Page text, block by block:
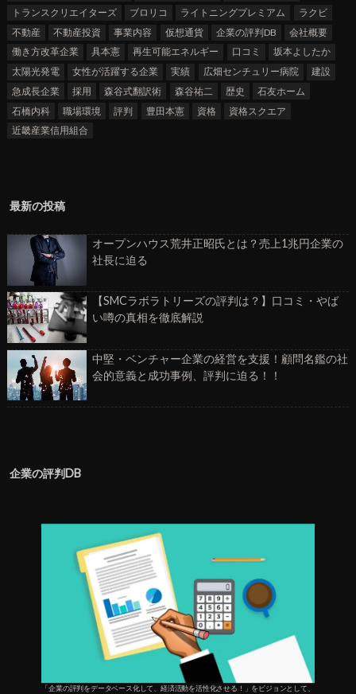
トランスクリエイターズ
ブロリコ ライトニングプレミアム
ラクビ
不動産
不動産投資 事業内容 仮想通貨 企業の評判DB
会社概要
働き方改革企業
具本憲 再生可能エネルギー 口コミ
坂本よしたか
太陽光発電
女性が活躍する企業 実績 広畑センチュリー病院
建設
急成長企業
採用 森谷式翻訳術 森谷祐二 歴史
石友ホーム
石橋内科
職場環境 評判 豊田本憲 資格
資格スクエア
近畿産業信用組合
最新の投稿
オープンハウス荒井正昭氏とは？売上1兆円企業の
社長に迫る
【SMCラボラトリーズの評判は？】口コミ・やば
い噂の真相を徹底解説
中堅・ベンチャー企業の経営を支援！顧問名鑑の社
会的意義と成功事例、評判に迫る！！
企業の評判DB
「企業の評判をデータベース化して、経済活動を活性化させる！」をビジョンとして、